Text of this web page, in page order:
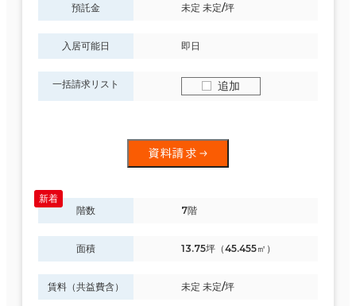
預託金 未定 未定/坪
入居可能日 即日
一括請求リスト 追加
資料請求
階数 7階
面積 13.75坪（45.455㎡）
賃料（共益費含） 未定 未定/坪